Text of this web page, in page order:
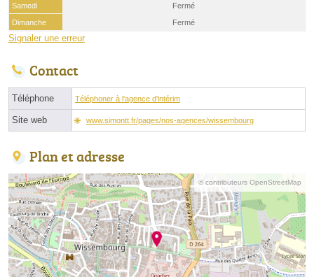
Samedi
Fermé
Dimanche
Fermé
Signaler une erreur
Contact
Téléphone Téléphoner à l'agence d'intérim
Site web www.simontt.fr/pages/nos-agences/wissembourg
Plan et adresse
© contributeurs OpenStreetMap